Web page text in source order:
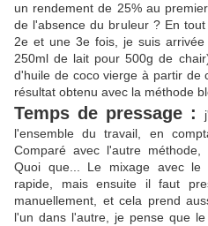
un rendement de 25% au
de l'absence du bruleur ? En
2e et une 3e fois, je suis
250ml de lait pour 500g de
d'huile de coco vierge à partir de
résultat obtenu avec la méthode
Temps de pressage :
l'ensemble du travail, en
Comparé avec l'autre méthode,
Quoi que... Le mixage avec le
rapide, mais ensuite il faut
manuellement, et cela prend
l'un dans l'autre, je pense que